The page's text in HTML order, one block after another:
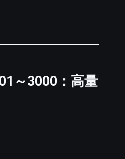
～3000：高量